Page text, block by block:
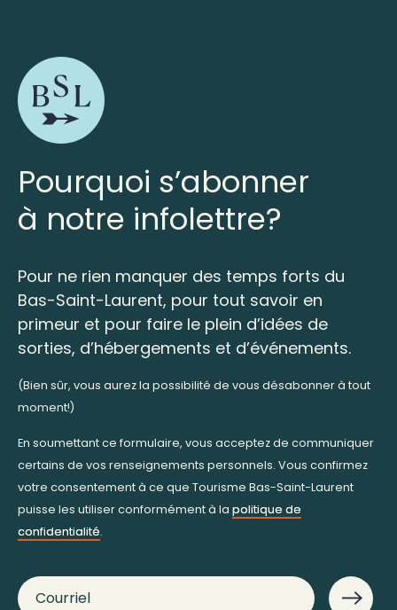
Pourquoi s’abonner
à notre infolettre?
Pour ne rien manquer des temps forts du
Bas-Saint-Laurent, pour tout savoir en
primeur et pour faire le plein d’idées de
sorties, d’hébergements et d’événements.
(Bien sûr, vous aurez la possibilité de vous désabonner à tout
moment!)
En soumettant ce formulaire, vous acceptez de communiquer
certains de vos renseignements personnels. Vous confirmez
votre consentement à ce que Tourisme Bas-Saint-Laurent
puisse les utiliser conformément à la politique de
confidentialité.